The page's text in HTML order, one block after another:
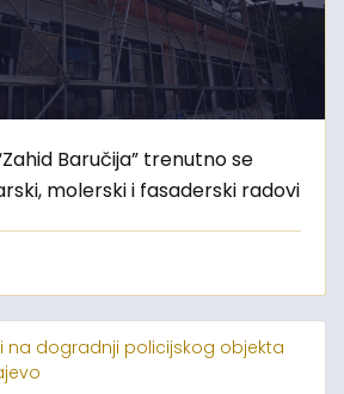
Baručija” trenutno se
molerski i fasaderski radovi
na dogradnji policijskog objekta